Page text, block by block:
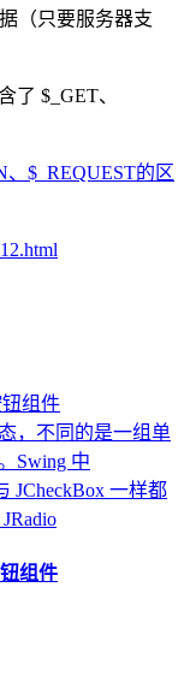
（只要服务器支
了 $_GET、
、$_REQUEST的区
，不同的是一组单
Swing 中
JCheckBox 一样都
组件